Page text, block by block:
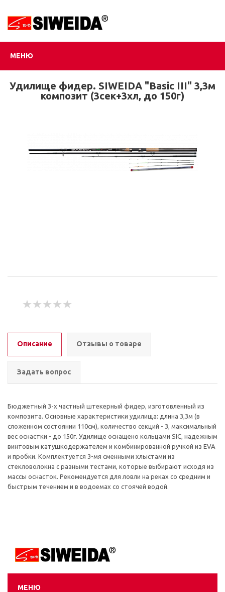
МЕНЮ
Удилище фидер. SIWEIDA "Basic III" 3,3м
композит (3сек+3хл, до 150г)
Описание Отзывы о товаре
Задать вопрос
Бюджетный 3-х частный штекерный фидер, изготовленный из
композита. Основные характеристики удилища: длина 3,3м (в
сложенном состоянии 110см), количество секций - 3, максимальный
вес оснастки - до 150г. Удилище оснащено кольцами SIC, надежным
винтовым катушкодержателем и комбинированной ручкой из EVA
и пробки. Комплектуется 3-мя сменными хлыстами из
стекловолокна с разными тестами, которые выбирают исходя из
массы оснасток. Рекомендуется для ловли на реках со средним и
быстрым течением и в водоемах со стоячей водой.
МЕНЮ